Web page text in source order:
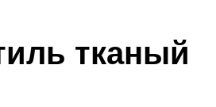
тканый